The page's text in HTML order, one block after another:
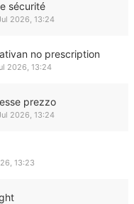
sécurité
2026, 13:24
no prescription
2026, 13:24
prezzo
2026, 13:24
13:23